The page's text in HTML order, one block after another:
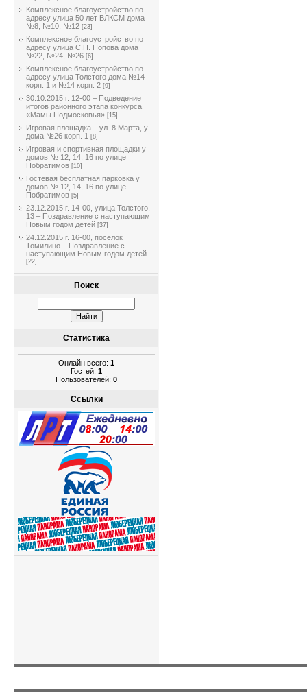
Комплексное благоустройство по
адресу улица 50 лет ВЛКСМ дома
№8, №10, №12 [23]
Комплексное благоустройство по
адресу улица С.П. Попова дома
№22, №24, №26 [6]
Комплексное благоустройство по
адресу улица Толстого дома №14
корп. 1 и №14 корп. 2 [9]
30.10.2015 г. 12-00 – Подведение
итогов районного этапа конкурса
«Мамы Подмосковья» [15]
Игровая площадка – ул. 8 Марта, у
дома №26 корп. 1 [8]
Игровая и спортивная площадки у
домов № 12, 14, 16 по улице
Побратимов [10]
Гостевая бесплатная парковка у
домов № 12, 14, 16 по улице
Побратимов [5]
23.12.2015 г. 14-00, улица Толстого,
13 – Поздравление с наступающим
Новым годом детей [37]
24.12.2015 г. 16-00, посёлок
Томилино – Поздравление с
наступающим Новым годом детей
[22]
Поиск
Статистика
Онлайн всего: 1
Гостей: 1
Пользователей: 0
Ссылки